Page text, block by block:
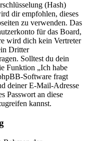
(Hash)
dir empfohlen, dieses
zu verwenden. Das
für das Board,
wird dich kein Vertreter
Dritter
Solltest du dein
Funktion „Ich habe
Software fragt
deiner E-Mail-Adresse
Passwort an diese
kannst.